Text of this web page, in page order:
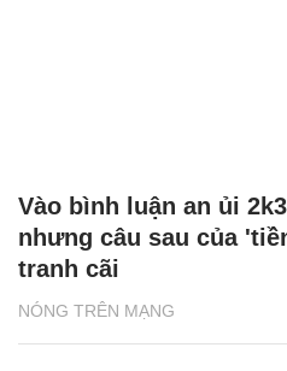
NÓNG TRÊN MẠNG
Vào bình luận an ủi
nhưng câu sau của
tranh cãi